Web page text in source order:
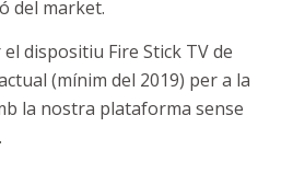
del market.
dispositiu Fire Stick TV de
(mínim del 2019) per a la
la nostra plataforma sense